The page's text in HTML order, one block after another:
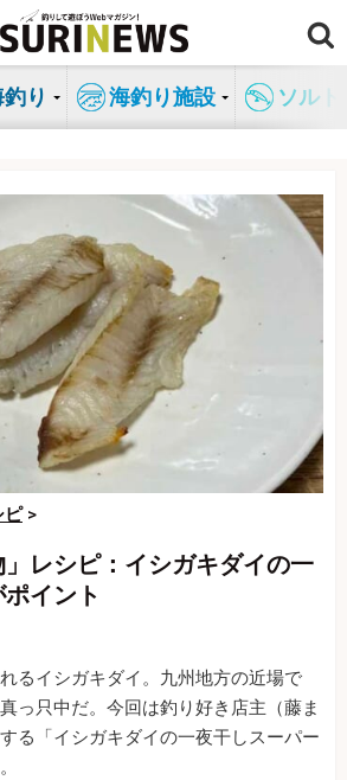
り 海釣り施設 ソル
ピ>
レシピ：イシガキダイの一
イント
るイシガキダイ。九州地方の近場で
っ只中だ。今回は釣り好き店主（藤ま
る「イシガキダイの一夜干しスーパー